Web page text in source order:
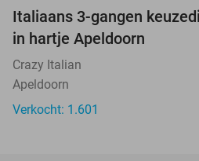
Italiaans 3-gangen
in hartje Apeldoorn
Crazy Italian
Apeldoorn
Verkocht: 1.601